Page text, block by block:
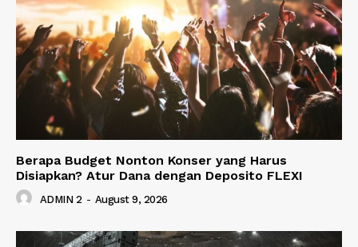
Berapa Budget Nonton Konser yang Harus
Disiapkan? Atur Dana dengan Deposito FLEXI
ADMIN 2 - August 9, 2026